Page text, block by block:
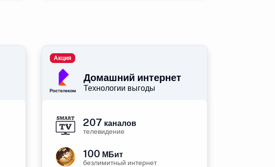
Домашний интернет
Технологии выгоды
Акция
207 каналов
телевидение
100 МБит
безлимитный интернет